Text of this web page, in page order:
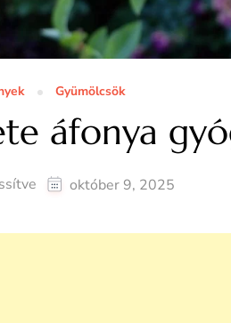
Gyümölcsök
áfonya
október 9, 2025